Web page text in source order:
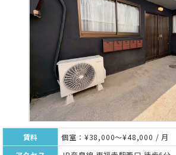
賃料
個室：¥38,000～¥48,000 / 月